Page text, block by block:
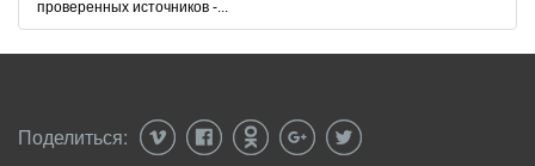
проверенных источников -...
Поделиться: